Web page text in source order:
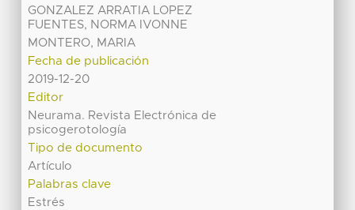
GONZALEZ ARRATIA LOPEZ
FUENTES, NORMA IVONNE
MONTERO, MARIA
Fecha de publicación
2019-12-20
Editor
Neurama. Revista Electrónica de
psicogerotología
Tipo de documento
Artículo
Palabras clave
Estrés